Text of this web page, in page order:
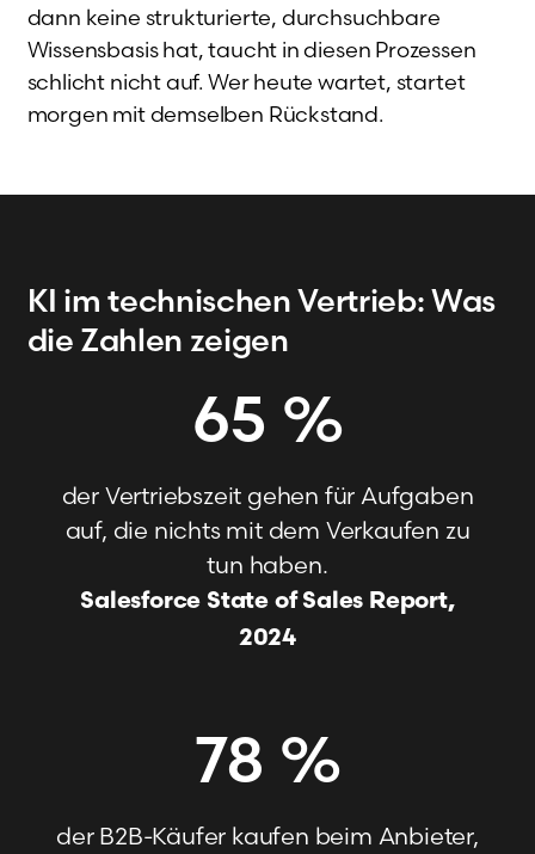
dann keine strukturierte, durchsuchbare
Wissensbasis hat, taucht in diesen Prozessen
schlicht nicht auf. Wer heute wartet, startet
morgen mit demselben Rückstand.
KI im technischen Vertrieb: Was
die Zahlen zeigen
65 %
der Vertriebszeit gehen für Aufgaben
auf, die nichts mit dem Verkaufen zu
tun haben.
Salesforce State of Sales Report,
2024
78 %
der B2B-Käufer kaufen beim Anbieter,